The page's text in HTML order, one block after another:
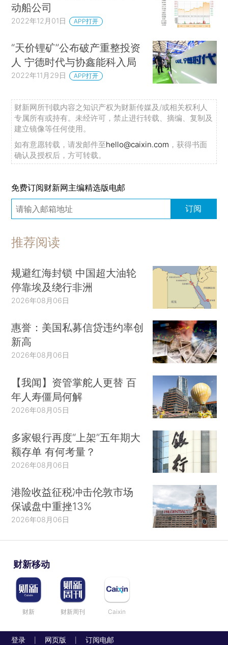
动船公司
2022年12月01日 APP打开
“天价锂矿”公布破产重整投资
人 宁德时代与协鑫能科入局
2022年11月29日 APP打开
财新网所刊载内容之知识产权为财新传媒及/或相关权利人
专属所有或持有。未经许可，禁止进行转载、摘编、复制及
建立镜像等任何使用。
如有意愿转载，请发邮件至hello@caixin.com ，获得书面
确认及授权后，方可转载。
免费订阅财新网主编精选版电邮
订阅
推荐阅读
规避红海封锁 中国超大油轮
停靠埃及绕行非洲
2026年08月06日
惠誉：美国私募信贷违约率创
新高
2026年08月06日
【我闻】资管掌舵人更替 百
年人寿僵局何解
2026年08月05日
多家银行再度“上架”五年期大
额存单 有何考量？
2026年08月06日
港险收益征税冲击伦敦市场
保诚盘中重挫13%
2026年08月06日
财新移动
财新 财新周刊 Caixin
登录 网页版 订阅电邮